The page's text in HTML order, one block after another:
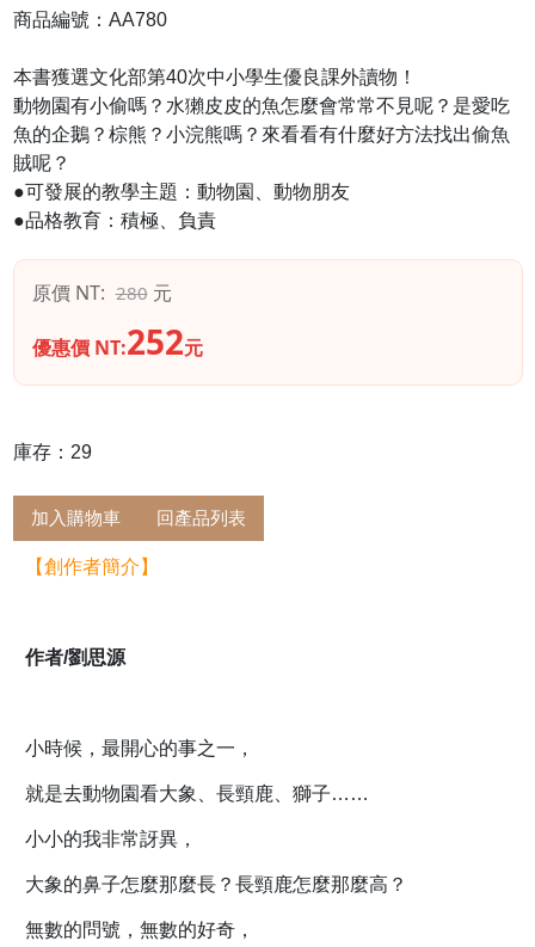
商品編號：AA780
本書獲選文化部第40次中小學生優良課外讀物！
動物園有小偷嗎？水獺皮皮的魚怎麼會常常不見呢？是愛吃
魚的企鵝？棕熊？小浣熊嗎？來看看有什麼好方法找出偷魚
賊呢？
●可發展的教學主題：動物園、動物朋友
●品格教育：積極、負責
原價 NT: 280元
優惠價 NT:252元
庫存：29
加入購物車 回產品列表
【創作者簡介】
作者/劉思源
小時候，最開心的事之一，
就是去動物園看大象、長頸鹿、獅子……
小小的我非常訝異，
大象的鼻子怎麼那麼長？長頸鹿怎麼那麼高？
無數的問號，無數的好奇，